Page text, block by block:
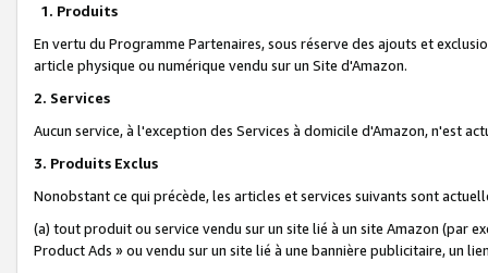
1. Produits
En vertu du Programme Partenaires, sous réserve des ajouts et
article physique ou numérique vendu sur un Site d'Amazon.
2. Services
Aucun service, à l'exception des Services à domicile d'Amazon, n'est
3. Produits Exclus
Nonobstant ce qui précède, les articles et services suivants sont
(a) tout produit ou service vendu sur un site lié à un site Amazon (par
Product Ads » ou vendu sur un site lié à une bannière publicitaire, un